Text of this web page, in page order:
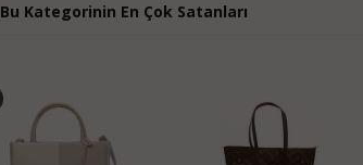
Bu Kategorinin En Çok Satanları